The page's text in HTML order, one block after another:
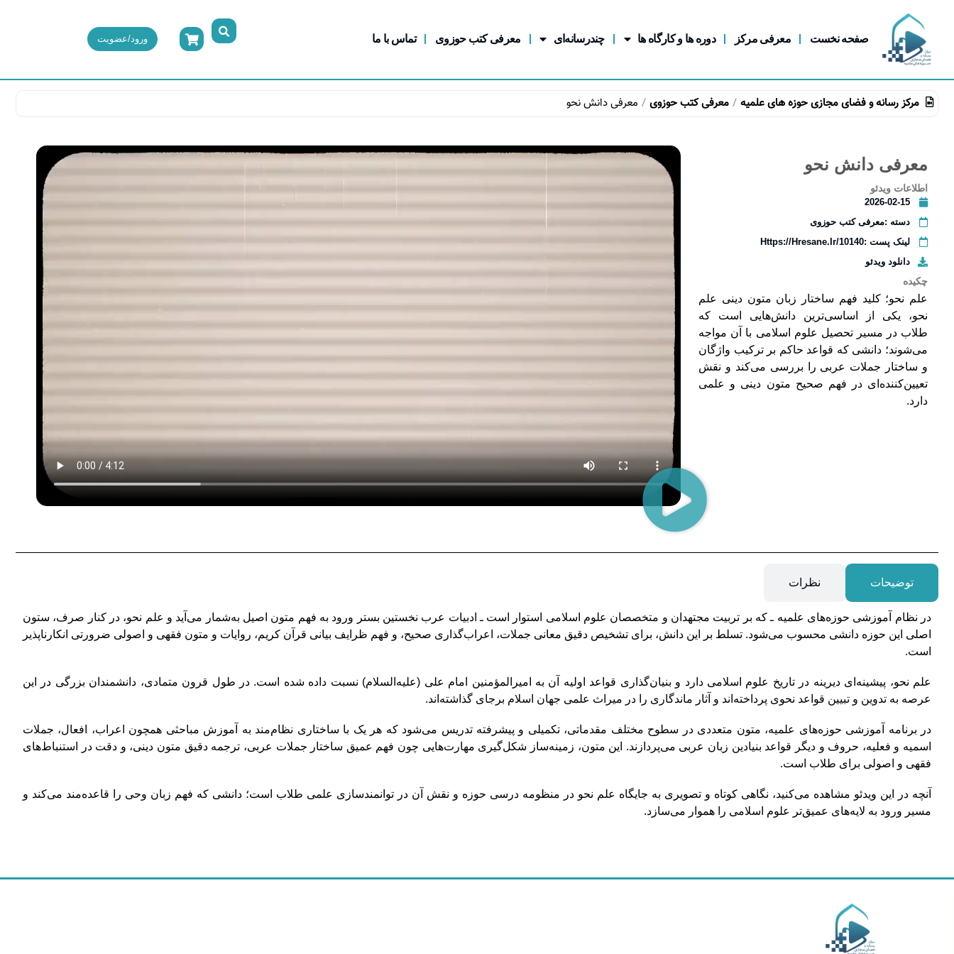
ورود/عضویت صفحه نخست معرفی مرکز دوره ها و کارگاه ها چندرسانه‌ای معرفی کتب حوزوی تماس با ما
مرکز رسانه و فضای مجازی حوزه های علمیه معرفی کتب حوزوی معرفی دانش نحو
معرفی دانش نحو
اطلاعات ویدئو
2026-02-15
دسته :معرفی کتب حوزوی
لینک پست :https://hresane.ir/10140
دانلود ویدئو
چکیده
علم نحو؛ کلید فهم ساختار زبان متون دینی علم
نحو، یکی از اساسی‌ترین دانش‌هایی است که
طلاب در مسیر تحصیل علوم اسلامی با آن مواجه
می‌شوند؛ دانشی که قواعد حاکم بر ترکیب واژگان
و ساختار جملات عربی را بررسی می‌کند و نقش
تعیین‌کننده‌ای در فهم صحیح متون دینی و علمی
دارد.
توضیحات نظرات
در نظام آموزشی حوزه‌های علمیه ـ که بر تربیت مجتهدان و متخصصان علوم اسلامی استوار است ـ ادبیات عرب نخستین بستر ورود به فهم متون اصیل به‌شمار می‌آید و علم نحو، در کنار صرف، ستون
اصلی این حوزه دانشی محسوب می‌شود. تسلط بر این دانش، برای تشخیص دقیق معانی جملات، اعراب‌گذاری صحیح، و فهم ظرایف بیانی قرآن کریم، روایات و متون فقهی و اصولی ضرورتی انکارناپذیر
است.
علم نحو، پیشینه‌ای دیرینه در تاریخ علوم اسلامی دارد و بنیان‌گذاری قواعد اولیه آن به امیرالمؤمنین امام علی (علیه‌السلام) نسبت داده شده است. در طول قرون متمادی، دانشمندان بزرگی در این
عرصه به تدوین و تبیین قواعد نحوی پرداخته‌اند و آثار ماندگاری را در میراث علمی جهان اسلام برجای گذاشته‌اند.
در برنامه آموزشی حوزه‌های علمیه، متون متعددی در سطوح مختلف مقدماتی، تکمیلی و پیشرفته تدریس می‌شود که هر یک با ساختاری نظام‌مند به آموزش مباحثی همچون اعراب، افعال، جملات
اسمیه و فعلیه، حروف و دیگر قواعد بنیادین زبان عربی می‌پردازند. این متون، زمینه‌ساز شکل‌گیری مهارت‌هایی چون فهم عمیق ساختار جملات عربی، ترجمه دقیق متون دینی، و دقت در استنباط‌های
فقهی و اصولی برای طلاب است.
آنچه در این ویدئو مشاهده می‌کنید، نگاهی کوتاه و تصویری به جایگاه علم نحو در منظومه درسی حوزه و نقش آن در توانمندسازی علمی طلاب است؛ دانشی که فهم زبان وحی را قاعده‌مند می‌کند و
مسیر ورود به لایه‌های عمیق‌تر علوم اسلامی را هموار می‌سازد.